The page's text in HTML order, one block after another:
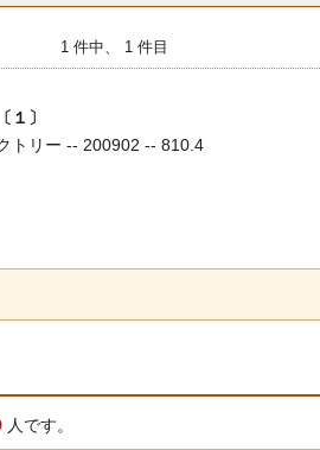
1 件中、 1 件目
１〕
トリー -- 200902 -- 810.4
人です。